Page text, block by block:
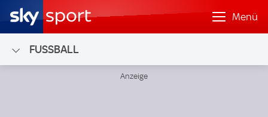
Menü
FUSSBALL